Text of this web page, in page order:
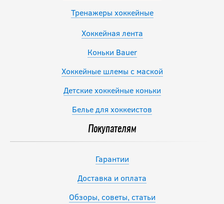
Тренажеры хоккейные
Хоккейная лента
Коньки Bauer
Хоккейные шлемы с маской
Детские хоккейные коньки
Белье для хоккеистов
Покупателям
Гарантии
Доставка и оплата
Обзоры, советы, статьи